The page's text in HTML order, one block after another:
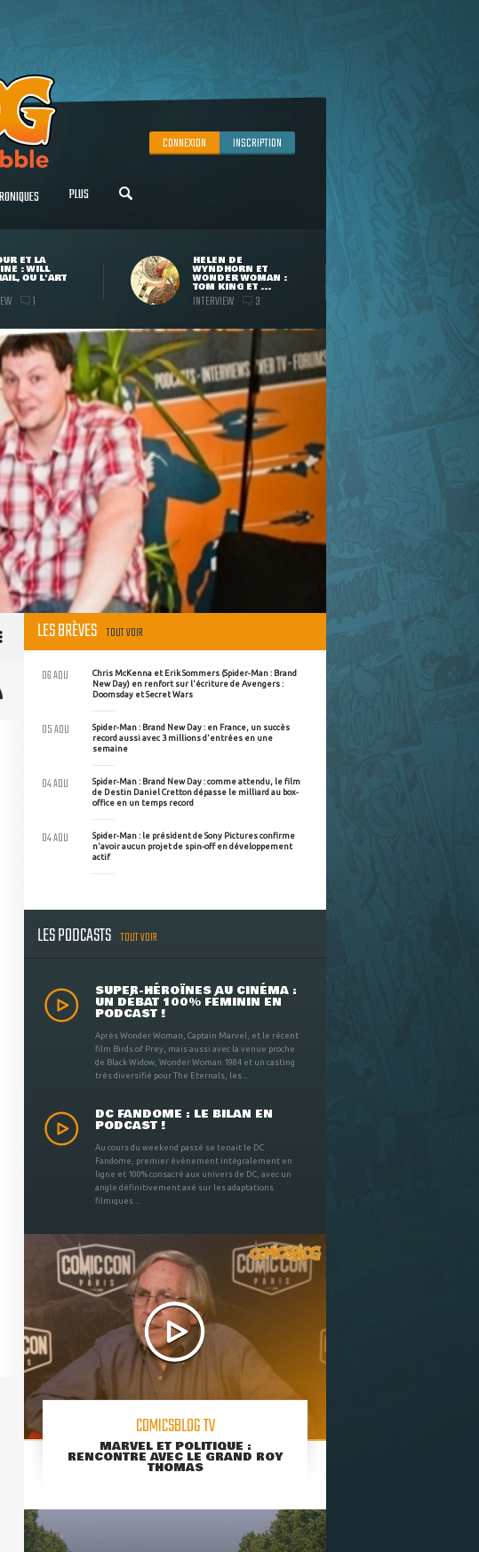
CONNEXION INSCRIPTION
PLUS
ET LA
: WILL
OU L'ART
1
HELEN DE
WYNDHORN ET
WONDER WOMAN :
TOM KING ET ...
INTERVIEW 3
LES BRÈVES TOUT VOIR
Chris McKenna et Erik Sommers (Spider-Man : Brand
New Day) en renfort sur l'écriture de Avengers :
Doomsday et Secret Wars
06 AOU
Spider-Man : Brand New Day : en France, un succès
record aussi avec 3 millions d'entrées en une
semaine
05 AOU
Spider-Man : Brand New Day : comme attendu, le film
de Destin Daniel Cretton dépasse le milliard au box-
office en un temps record
04 AOU
Spider-Man : le président de Sony Pictures confirme
n'avoir aucun projet de spin-off en développement
actif
04 AOU
LES PODCASTS TOUT VOIR
SUPER-HÉROÏNES AU CINÉMA :
UN DÉBAT 100% FÉMININ EN
PODCAST !
Après Wonder Woman, Captain Marvel, et le récent
film Birds of Prey, mais aussi avec la venue proche
de Black Widow, Wonder Woman 1984 et un casting
très diversifié pour The Eternals, les ...
DC FANDOME : LE BILAN EN
PODCAST !
Au cours du weekend passé se tenait le DC
Fandome, premier évènement intégralement en
ligne et 100% consacré aux univers de DC, avec un
angle définitivement axé sur les adaptations
filmiques ...
COMICSBLOG TV
MARVEL ET POLITIQUE :
RENCONTRE AVEC LE GRAND ROY
THOMAS